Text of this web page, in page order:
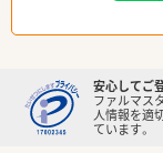
安心してご
ファルマス
人情報を適
ています。